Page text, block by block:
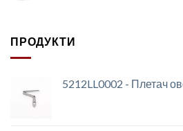
ПРОДУКТИ
5212LL0002 - Плетач